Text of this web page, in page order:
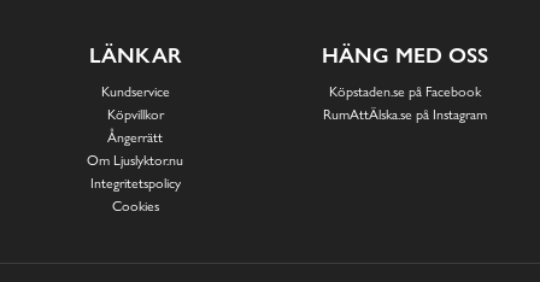
LÄNKAR
Kundservice
Köpvillkor
Ångerrätt
Om Ljuslyktor.nu
Integritetspolicy
Cookies
HÄNG MED OSS
Köpstaden.se på Facebook
RumAttÄlska.se på Instagram